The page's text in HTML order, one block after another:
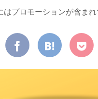
はプロモーションが含ま